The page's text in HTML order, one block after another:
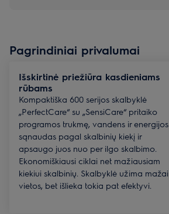
Pagrindiniai privalumai
Išskirtinė priežiūra kasdieniams
rūbams
Kompaktiška 600 serijos skalbyklė
„PerfectCare“ su „SensiCare“ pritaiko
programos trukmę, vandens ir energijos
sąnaudas pagal skalbinių kiekį ir
apsaugo juos nuo per ilgo skalbimo.
Ekonomiškiausi ciklai net mažiausiam
kiekiui skalbinių. Skalbyklė užima mažai
vietos, bet išlieka tokia pat efektyvi.